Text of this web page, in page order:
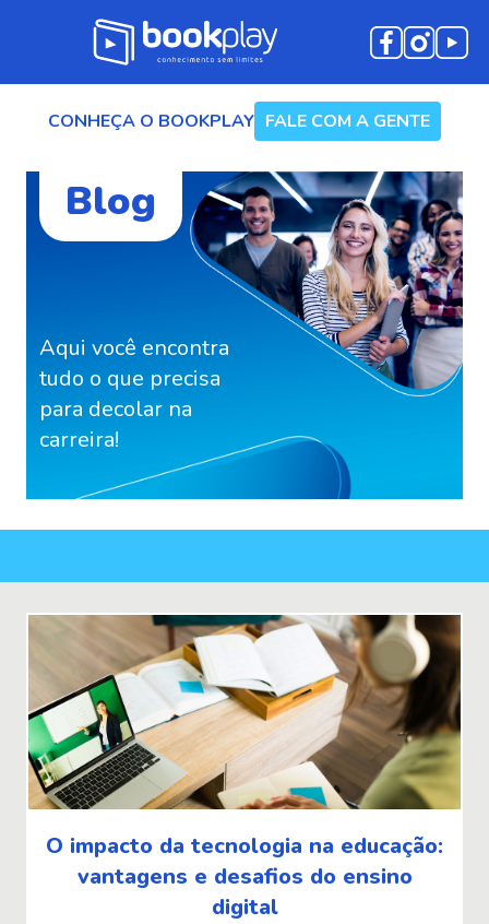
CONHEÇA O BOOKPLAY FALE COM A GENTE
Blog
Aqui você encontra tudo
o que precisa para
decolar na carreira!
Blog
Aqui você encontra
tudo o que precisa
para decolar na
carreira!
O impacto da tecnologia na educação:
vantagens e desafios do ensino
digital